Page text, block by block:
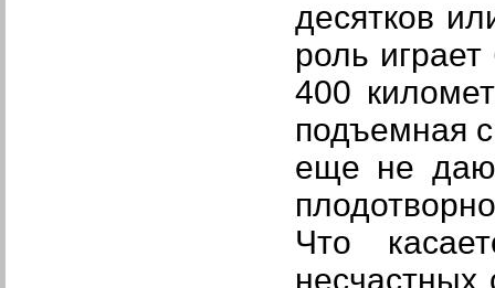
десятков
роль
400
подъемная
еще не
Что